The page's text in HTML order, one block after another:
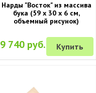
Нарды "Восток" из массива
бука (59 x 30 x 6 см,
объемный рисунок)
9 740 руб. Купить